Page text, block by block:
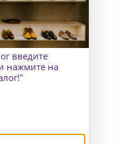
отправим
мерок.
введите
нажмите на